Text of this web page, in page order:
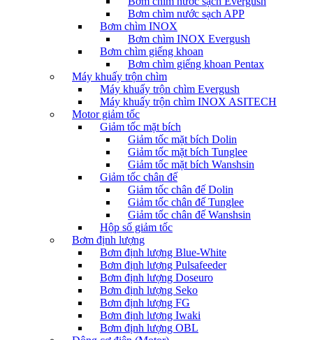
Bơm chìm nước sạch APP
Bơm chìm INOX
Bơm chìm INOX Evergush
Bơm chìm giếng khoan
Bơm chìm giếng khoan Pentax
Máy khuấy trộn chìm
Máy khuấy trộn chìm Evergush
Máy khuấy trộn chìm INOX ASITECH
Motor giảm tốc
Giảm tốc mặt bích
Giảm tốc mặt bích Dolin
Giảm tốc mặt bích Tunglee
Giảm tốc mặt bích Wanshsin
Giảm tốc chân đế
Giảm tốc chân đế Dolin
Giảm tốc chân đế Tunglee
Giảm tốc chân đế Wanshsin
Hộp số giảm tốc
Bơm định lượng
Bơm định lượng Blue-White
Bơm định lượng Pulsafeeder
Bơm định lượng Doseuro
Bơm định lượng Seko
Bơm định lượng FG
Bơm định lượng Iwaki
Bơm định lượng OBL